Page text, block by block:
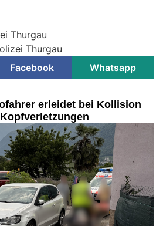
Thurgau
Thurgau
Facebook Whatsapp
erleidet bei Kollision